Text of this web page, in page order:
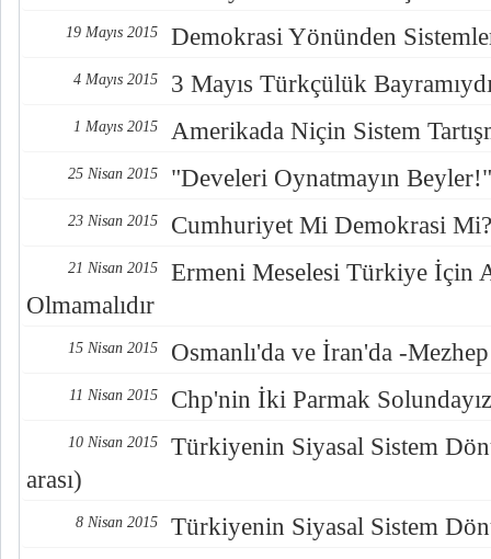
19 Mayıs 2015 Demokrasi Yönünden
4 Mayıs 2015 3 Mayıs Türkçülük
1 Mayıs 2015 Amerikada Niçin Sistem
25 Nisan 2015 "Develeri Oynatmayın Beyler!"
23 Nisan 2015 Cumhuriyet Mi Demokrasi Mi?
21 Nisan 2015
Ermeni Meselesi Türkiye İçin
Olmamalıdır
15 Nisan 2015 Osmanlı'da ve İran'da -
11 Nisan 2015 Chp'nin İki Parmak
10 Nisan 2015
Türkiyenin Siyasal Sistem
arası)
8 Nisan 2015 Türkiyenin Siyasal Sistem